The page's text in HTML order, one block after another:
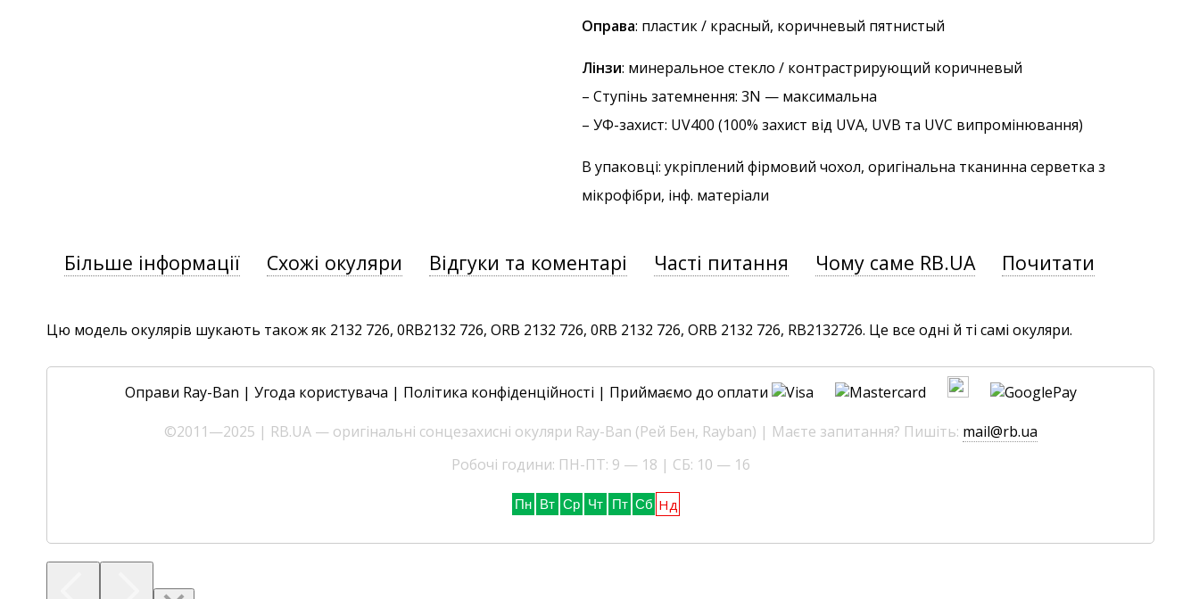
Оправа: пластик / красный, коричневый пятнистый
Лінзи: минеральное стекло / контрастрирующий коричневый
– Ступінь затемнення: 3N — максимальна
– УФ-захист: UV400 (100% захист від UVA, UVB та UVC випромінювання)
В упаковці: укріплений фірмовий чохол, оригінальна тканинна серветка з
мікрофібри, інф. матеріали
Більше інформації Схожі окуляри Відгуки та коментарі Часті питання Чому саме RB.UA Почитати
Цю модель окулярів шукають також як 2132 726, 0RB2132 726, ORB 2132 726, 0RB 2132 726, ORB 2132 726, RB2132726. Це все одні й ті самі окуляри.
Оправи Ray-Ban | Угода користувача | Політика конфіденційності | Приймаємо до оплати
©2011—2025 | RB.UA — оригінальні сонцезахисні окуляри Ray-Ban (Рей Бен, Rayban) | Маєте запитання? Пишіть: mail@rb.ua
Робочі години: ПН-ПТ: 9 — 18 | СБ: 10 — 16
Пн Вт Ср Чт Пт Сб Нд